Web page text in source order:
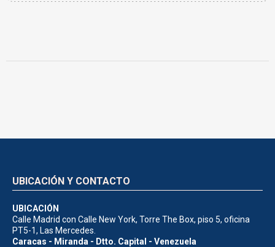
UBICACIÓN Y CONTACTO
UBICACIÓN
Calle Madrid con Calle New York, Torre The Box, piso 5, oficina
PT5-1, Las Mercedes.
Caracas - Miranda - Dtto. Capital - Venezuela